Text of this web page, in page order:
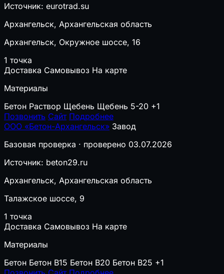
Источник: eurotrad.su
Архангельск, Архангельская область
Архангельск, Окружное шоссе, 16
1 точка
Доставка Самовывоз На карте
Материалы
Бетон Раствор Щебень Щебень 5-20 +1
Позвонить Сайт Подробнее
ООО «Бетон-Архангельск» Завод
Базовая проверка · проверено 03.07.2026
Источник: beton29.ru
Архангельск, Архангельская область
Талажское шоссе, 9
1 точка
Доставка Самовывоз На карте
Материалы
Бетон Бетон B15 Бетон B20 Бетон B25 +1